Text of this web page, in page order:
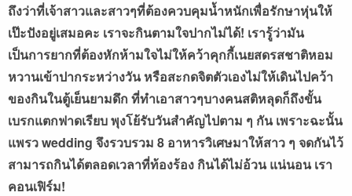
ถึงว่าที่เจ้าสาวและสาวๆที่ต้องควบคุมน้ำหนักเพื่อรักษาหุ่นให้
เป๊ะปังอยู่เสมอคะ เราจะกินตามใจปากไม่ได้! เรารู้ว่ามัน
เป็นการยากที่ต้องหักห้ามใจไม่ให้คว้าคุกกี้เนยสดรสชาติหอม
หวานเข้าปากระหว่างวัน หรือสะกดจิตตัวเองไม่ให้เดินไปคว้า
ของกินในตู้เย็นยามดึก ที่ทำเอาสาวๆบางคนสติหลุดก็ถึงขั้น
เบรกแตกฟาดเรียบ พุงโย้รับวันสำคัญไปตาม ๆ กัน เพราะฉะนั้น
แพรว wedding จึงรวบรวม 8 อาหารวิเศษมาให้สาว ๆ จดกันไว้
สามารถกินได้ตลอดเวลาที่ท้องร้อง กินได้ไม่อ้วน แน่นอน เรา
คอนเฟิร์ม!